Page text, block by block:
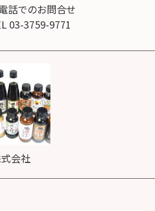
話でのお問合せ
03-3759-9771
会社